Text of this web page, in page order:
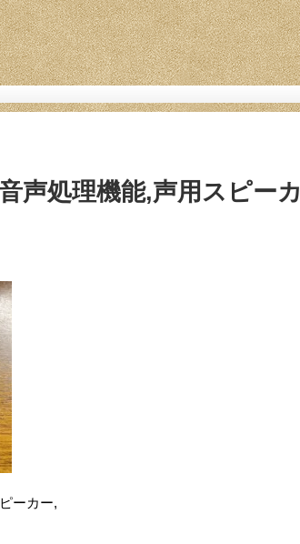
声処理機能,声用スピーカ
ーカー,